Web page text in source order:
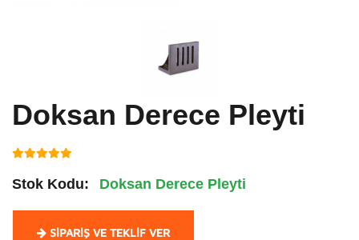
Doksan Derece Pleyti
Stok Kodu: Doksan Derece Pleyti
SIPARIŞ VE TEKLIF VER